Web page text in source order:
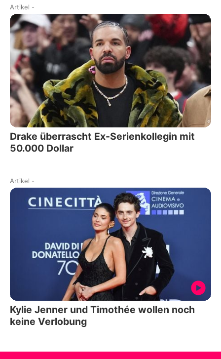
Artikel -
Drake überrascht Ex-Serienkollegin mit
50.000 Dollar
Artikel -
Kylie Jenner und Timothée wollen noch
keine Verlobung